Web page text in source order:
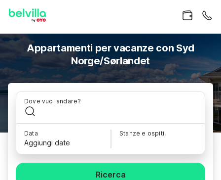
Appartamenti per vacanze con Syd
Norge/Sørlandet
Dove vuoi andare?
Data
Aggiungi date
Stanze e ospiti,
Ricerca